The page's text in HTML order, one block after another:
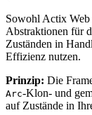
Sowohl Actix Web
Abstraktionen für
Zuständen in
Effizienz nutzen.
Prinzip: Die
Arc-Klon- und
auf Zustände in